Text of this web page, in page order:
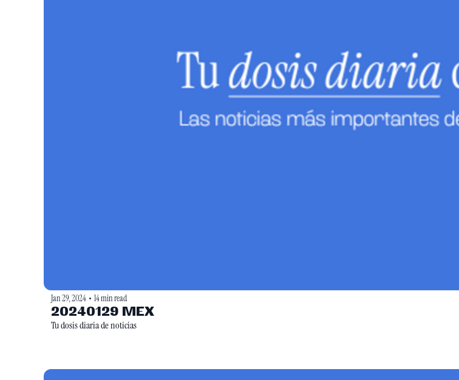
Jan 29, 2024 • 14 min read
20240129 MEX
Tu dosis diaria de noticias